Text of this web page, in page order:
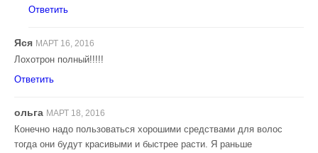
Ответить
Яся МАРТ 16, 2016
Лохотрон полный!!!!!
Ответить
ольга МАРТ 18, 2016
Конечно надо пользоваться хорошими средствами для волос
тогда они будут красивыми и быстрее расти. Я раньше